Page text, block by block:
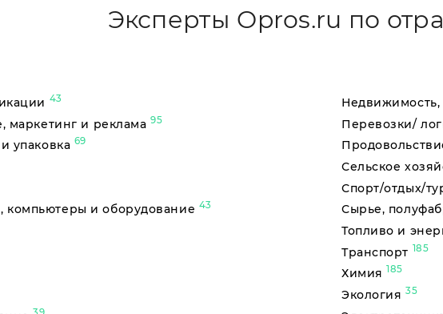
Эксперты Opros.ru по
43
маркетинг и реклама 95
упаковка 69
и оборудование 43
Недвижимость,
Перевозки/
Сельское
Спорт/отдых/
Сырье,
Топливо и
Транспорт 185
Химия 185
Экология35